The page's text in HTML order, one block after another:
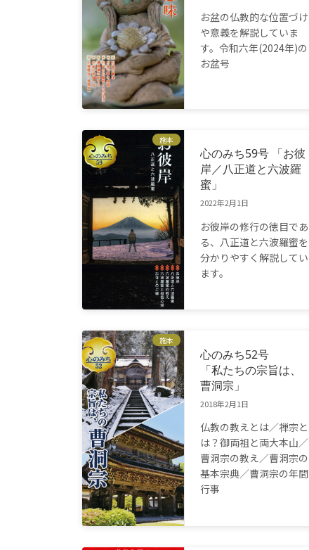
お盆の仏教的な位置づけ
や意義を解説していま
す。令和六年(2024年)の
お盆号
施本
心のみち59号 「お彼
岸／八正道と六波羅
蜜」
2022年2月1日
お彼岸の修行の徳目であ
る、八正道と六波羅蜜を
分かりやすく解説してい
ます。
施本
心のみち52号
「私たちの宗旨は、
曹洞宗」
2018年2月1日
仏教の教えとは／禅宗と
は？御両祖と両大本山／
曹洞宗の教え／曹洞宗の
基本宗典／曹洞宗の年間
行事